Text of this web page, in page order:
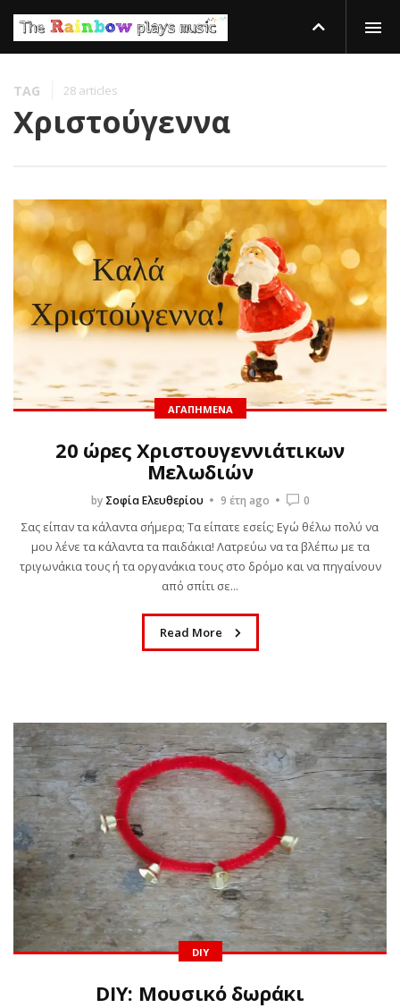
TAG 28 articles
Χριστούγεννα
ΑΓΑΠΗΜΈΝΑ
20 ώρες Χριστουγεννιάτικων
Μελωδιών
by Σοφία Ελευθερίου 9 έτη ago 0
Σας είπαν τα κάλαντα σήμερα; Τα είπατε εσείς; Εγώ θέλω πολύ να
μου λένε τα κάλαντα τα παιδάκια! Λατρεύω να τα βλέπω με τα
τριγωνάκια τους ή τα οργανάκια τους στο δρόμο και να πηγαίνουν
από σπίτι σε...
Read More
DIY
DIY: Μουσικό δωράκι